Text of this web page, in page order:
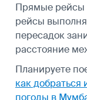
Прямые рейсы
рейсы
пересадок
расстояние
Планируете
как добраться
погоды в